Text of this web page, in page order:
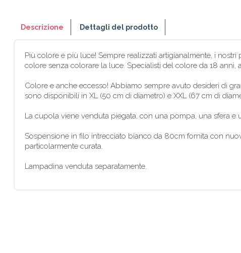
Descrizione Dettagli del prodotto
Più colore e più luce! Sempre realizzati artigianalmente, i
colore senza colorare la luce. Specialisti del colore da 18
Colore e anche eccesso! Abbiamo sempre avuto desideri di
sono disponibili in XL (50 cm di diametro) e XXL (67 cm di
La cupola viene venduta piegata, con una pompa, una sfera
Sospensione in filo intrecciato bianco da 80cm fornita con
particolarmente curata.
Lampadina venduta separatamente.